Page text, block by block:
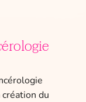
du